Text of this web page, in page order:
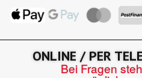
ONLINE / PER
Bei Fragen